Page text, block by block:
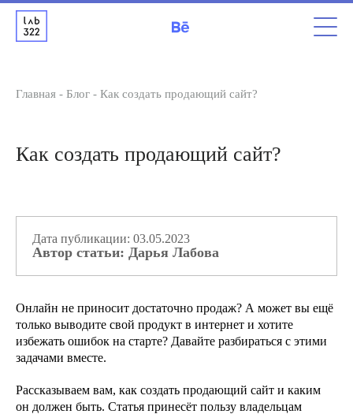
Главная - Блог - Как создать продающий сайт?
Как создать продающий сайт?
Дата публикации: 03.05.2023
Автор статьи: Дарья Лабова
Онлайн не приносит достаточно продаж? А может вы ещё
только выводите свой продукт в интернет и хотите
избежать ошибок на старте? Давайте разбираться с этими
задачами вместе.
Рассказываем вам, как создать продающий сайт и каким
он должен быть. Статья принесёт пользу владельцам